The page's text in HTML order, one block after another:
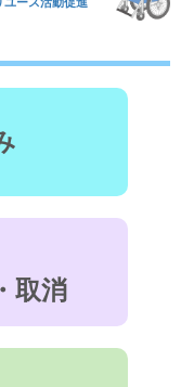
取消